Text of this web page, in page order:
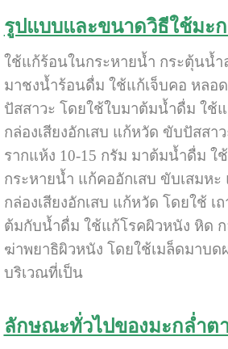
รูปแบบและขนาดวิธีใช้มะ
ใช้แก้ร้อนในกระหายน้ำ กระตุ้นน้ำ
มาชงน้ำร้อนดื่ม ใช้แก้เจ็บคอ หลอ
ปัสสาวะ โดยใช้ใบมาต้มน้ำดื่ม ใช้
กล่องเสียงอักเสบ แก้หวัด ขับปัสสา
รากแห้ง 10-15 กรัม มาต้มน้ำดื่ม
กระหายน้ำ แก้คออักเสบ ขับเสมหะ
กล่องเสียงอักเสบ แก้หวัด โดยใช้ เ
ต้มกับน้ำดื่ม ใช้แก้โรคผิวหนัง หิด
ฆ่าพยาธิผิวหนัง โดยใช้เมล็ดมาบ
บริเวณที่เป็น
ลักษณะทั่วไปของมะกล่ำต